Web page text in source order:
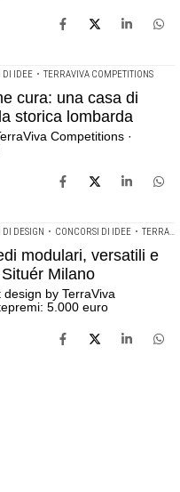
DI IDEE • TERRAVIVA COMPETITIONS
cura: una casa di
storica lombarda
Competitions ·
DI DESIGN • CONCORSI DI IDEE • TERRAVIVA COMPETITIONS
modulari, versatili e
Milano
by TerraViva
5.000 euro